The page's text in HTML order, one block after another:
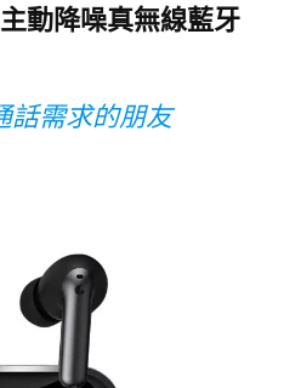
動降噪真無線藍牙
話需求的朋友